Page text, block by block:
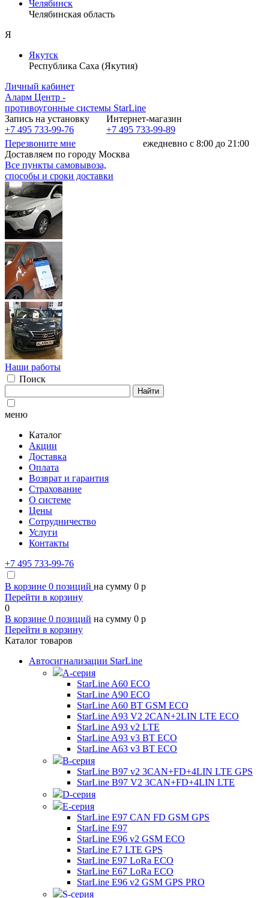
Челябинск
Челябинская область
Я
Якутск
Республика Саха (Якутия)
Личный кабинет
Аларм Центр -
противоугонные системы StarLine
Запись на установку
+7 495 733-99-76
Интернет-магазин
+7 495 733-99-89
Перезвоните мне
ежедневно с 8:00 до 21:00
Доставляем по городу Москва
Все пункты самовывоза,
способы и сроки доставки
Наши работы
Поиск
Найти
меню
Каталог
Акции
Доставка
Оплата
Возврат и гарантия
Страхование
О системе
Цены
Сотрудничество
Услуги
Контакты
+7 495 733-99-76
В корзине 0 позиций на сумму 0 p
Перейти в корзину
0
В корзине 0 позиций на сумму 0 p
Перейти в корзину
Каталог товаров
Автосигнализации StarLine
А-серия
StarLine A60 ECO
StarLine A90 ECO
StarLine A60 BT GSM ECO
StarLine A93 V2 2CAN+2LIN LTE ECO
StarLine A93 v2 LTE
StarLine A93 v3 BT ECO
StarLine A63 v3 BT ECO
B-серия
StarLine B97 v2 3CAN+FD+4LIN LTE GPS
StarLine B97 V2 3CAN+FD+4LIN LTE
D-серия
E-серия
StarLine E97 CAN FD GSM GPS
StarLine E97
StarLine E96 v2 GSM ECO
StarLine E7 LTE GPS
StarLine E97 LoRa ECO
StarLine E67 LoRa ECO
StarLine E96 v2 GSM GPS PRO
S-серия